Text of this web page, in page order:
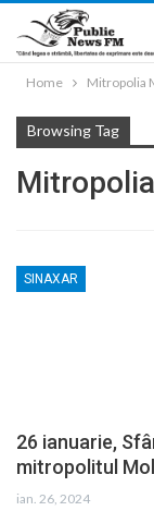
Home Mitropolia
Browsing Tag
SINAXAR
26 ianuarie,
mitropolitul
ian. 26, 2024